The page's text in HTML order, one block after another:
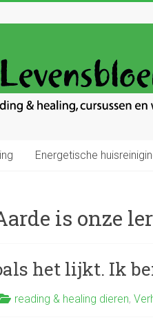
Energetische
is onze
het lijkt. Ik
reading & healing dieren,